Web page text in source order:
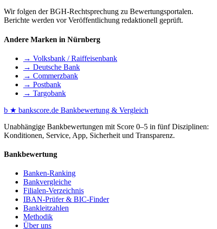
Wir folgen der BGH-Rechtsprechung zu Bewertungsportalen.
Berichte werden vor Veröffentlichung redaktionell geprüft.
Andere Marken in Nürnberg
→ Volksbank / Raiffeisenbank
→ Deutsche Bank
→ Commerzbank
→ Postbank
→ Targobank
b ★ bankscore.de Bankbewertung & Vergleich
Unabhängige Bankbewertungen mit Score 0–5 in fünf Disziplinen:
Konditionen, Service, App, Sicherheit und Transparenz.
Bankbewertung
Banken-Ranking
Bankvergleiche
Filialen-Verzeichnis
IBAN-Prüfer & BIC-Finder
Bankleitzahlen
Methodik
Über uns